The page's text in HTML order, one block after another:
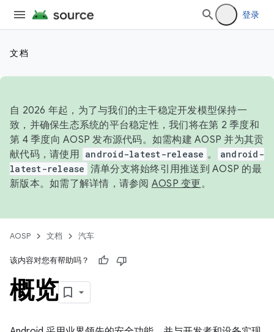
登录
文档
自 2026 年起，为了与我们的主干稳定开发模型保持一
致，并确保生态系统的平台稳定性，我们将在第 2 季度和
第 4 季度向 AOSP 发布源代码。如需构建 AOSP 并为其贡
献代码，请使用 android-latest-release 。
android-
latest-release 清单分支将始终引用推送到 AOSP 的最
新版本。如需了解详情，请参阅 AOSP 变更。
AOSP 文档 汽车
该内容对您有帮助吗？
概览